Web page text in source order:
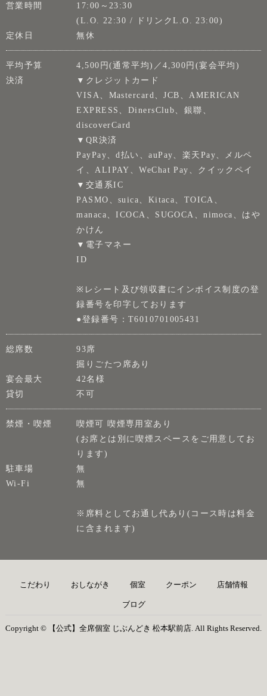
営業時間
17:00～23:30
(L.O. 22:30 / ドリンクL.O. 23:00)
定休日
無休
平均予算
4,500円(通常平均)／4,300円(宴会平均)
決済
▼クレジットカード
VISA、Mastercard、JCB、AMERICAN
EXPRESS、DinersClub、銀聯、
discoverCard
▼QR決済
PayPay、d払い、auPay、楽天Pay、メルペ
イ、ALIPAY、WeChat Pay、クイックペイ
▼交通系IC
PASMO、suica、Kitaca、TOICA、
manaca、ICOCA、SUGOCA、nimoca、はや
かけん
▼電子マネー
ID
※レシート及び領収書にインボイス制度の登
録番号を印字しております
●登録番号：T6010701005431
総席数
93席
掘りごたつ席あり
宴会最大
42名様
貸切
不可
禁煙・喫煙
喫煙可 喫煙専用室あり
(お席とは別に喫煙スペースをご用意してお
ります)
駐車場
無
Wi-Fi
無
※席料としてお通し代あり(コース時は料金
に含まれます)
こだわり おしながき 個室 クーポン 店舗情報
ブログ
Copyright © 【公式】全席個室 じぶんどき 松本駅前店. All Rights Reserved.